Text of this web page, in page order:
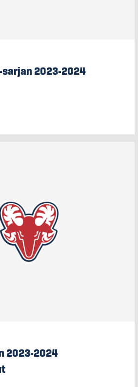
sarjan 2023-2024
2023-2024